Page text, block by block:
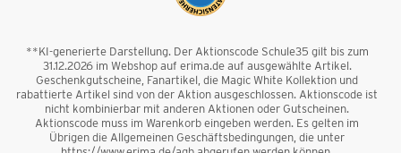
**KI-generierte Darstellung. Der Aktionscode Schule35 gilt bis zum
31.12.2026 im Webshop auf erima.de auf ausgewählte Artikel.
Geschenkgutscheine, Fanartikel, die Magic White Kollektion und
rabattierte Artikel sind von der Aktion ausgeschlossen. Aktionscode ist
nicht kombinierbar mit anderen Aktionen oder Gutscheinen.
Aktionscode muss im Warenkorb eingeben werden. Es gelten im
Übrigen die Allgemeinen Geschäftsbedingungen, die unter